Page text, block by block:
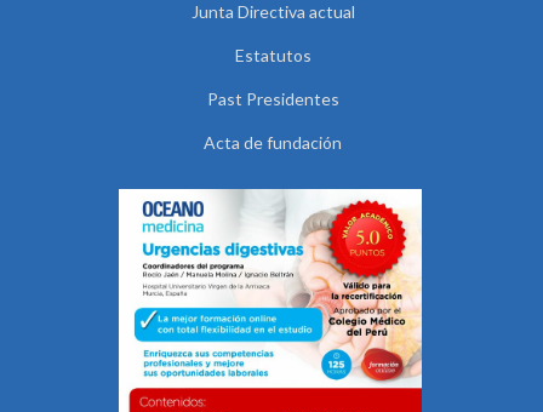
Junta Directiva actual
Estatutos
Past Presidentes
Acta de fundación